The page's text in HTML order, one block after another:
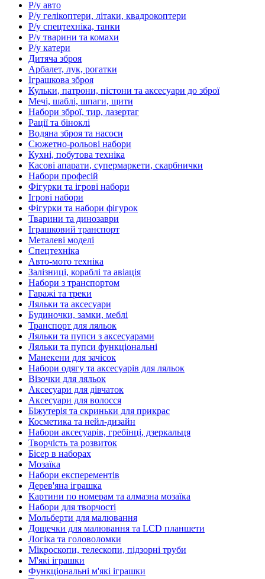
Р/у авто
Р/у гелікоптери, літаки, квадрокоптери
Р/у спецтехніка, танки
Р/у тварини та комахи
Р/у катери
Дитяча зброя
Арбалет, лук, рогатки
Іграшкова зброя
Кульки, патрони, пістони та аксесуари до зброї
Мечі, шаблі, шпаги, щити
Набори зброї, тир, лазертаг
Рації та біноклі
Водяна зброя та насоси
Сюжетно-рольові набори
Кухні, побутова техніка
Касові апарати, супермаркети, скарбнички
Набори професій
Фігурки та ігрові набори
Ігрові набори
Фігурки та набори фігурок
Тварини та динозаври
Іграшковий транспорт
Металеві моделі
Спецтехніка
Авто-мото техніка
Залізниці, кораблі та авіація
Набори з транспортом
Гаражі та треки
Ляльки та аксесуари
Будиночки, замки, меблі
Транспорт для ляльок
Ляльки та пупси з аксесуарами
Ляльки та пупси функціональні
Манекени для зачісок
Набори одягу та аксесуарів для ляльок
Візочки для ляльок
Аксесуари для дівчаток
Аксесуари для волосся
Біжутерія та скриньки для прикрас
Косметика та нейл-дизайн
Набори аксесуарів, гребінці, дзеркальця
Творчість та розвиток
Бісер в наборах
Мозаїка
Набори експерементів
Дерев'яна іграшка
Картини по номерам та алмазна мозаїка
Набори для творчості
Мольберти для малювання
Дощечки для малювання та LCD планшети
Логіка та головоломки
Мікроскопи, телескопи, підзорні труби
М'які іграшки
Функціональні м'які іграшки